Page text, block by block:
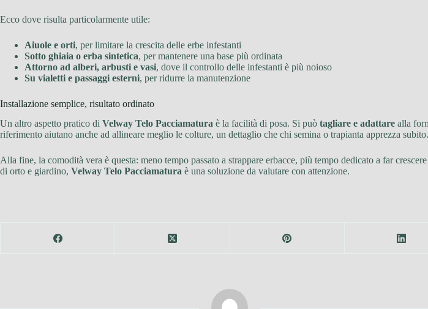
Ecco dove risulta particolarmente utile:
Aiuole e orti, per limitare la crescita delle erbe infestanti
Sotto ghiaia o erba sintetica, per mantenere una base più ordinata
Attorno ad alberi, arbusti e vasi, dove il controllo delle infestanti è più noioso
Su vialetti e passaggi esterni, per ridurre la manutenzione
Installazione semplice, risultato ordinato
Un altro aspetto pratico di Velway Telo Pacciamatura è la facilità di posa. Si può tagliare e adattare alla
riferimento aiutano anche ad allineare meglio le colture, un dettaglio che chi semina o trapianta apprezza subito.
Alla fine, la comodità vera è questa: meno tempo passato a strappare erbacce, più tempo dedicato a far
di orto e giardino, Velway Telo Pacciamatura è una soluzione da valutare con attenzione.